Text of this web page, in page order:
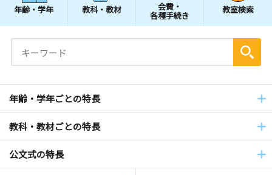
年齢・学年 教科・教材 会費・
各種手続き
教室検索
年齢・学年ごとの特長
教科・教材ごとの特長
公文式の特長